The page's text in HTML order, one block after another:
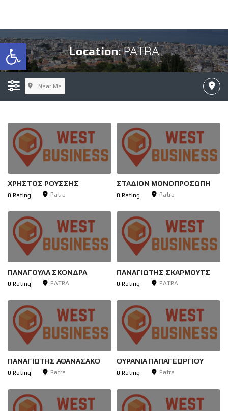
Open toolbar
Location:PATRA
Near Me
ΧΡΗΣΤΟΣ ΡΟΥΣΣΗΣ
0 Rating Patra
ΣΤΑΔΙΟΝ ΜΟΝΟΠΡΟΣΩΠΗ
0 Rating Patra
ΠΑΝΑΓΟΥΛΑ ΣΚΟΝΔΡΑ
0 Rating PATRA
ΠΑΝΑΓΙΩΤΗΣ ΣΚΑΡΜΟΥΤΣ
0 Rating PATRA
ΠΑΝΑΓΙΩΤΗΣ ΑΘΑΝΑΣΑΚΟ
0 Rating Patra
ΟΥΡΑΝΙΑ ΠΑΠΑΓΕΩΡΓΙΟΥ
0 Rating Patra